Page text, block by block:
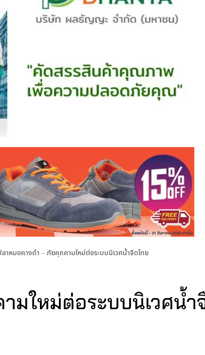
ลาหมอคางดำ – ภัยคุกคามใหม่ต่อระบบนิเวศน้ำจืดไทย
มใหม่ต่อระบบนิเวศน้ำ